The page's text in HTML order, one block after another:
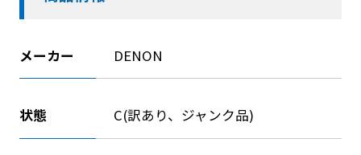
メーカー DENON
状態 C(訳あり、ジャンク品)